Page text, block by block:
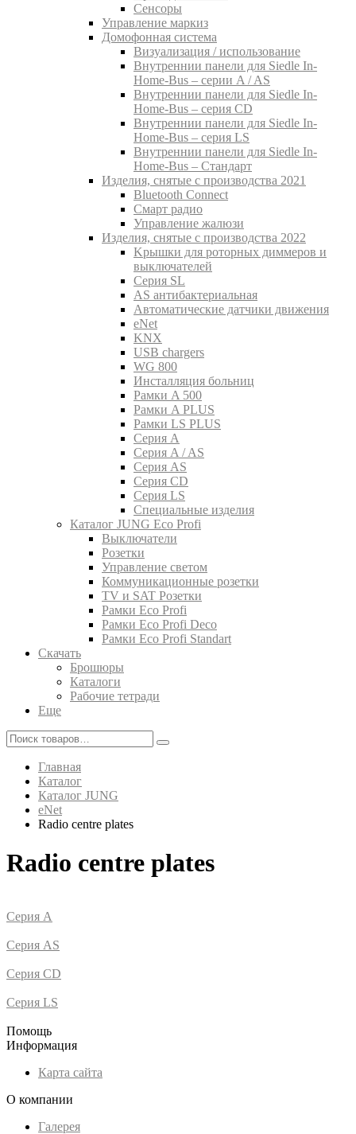
Сенсоры
Управление маркиз
Домофонная система
Визуализация / использование
Внутреннии панели для Siedle In-
Home-Bus – серии A / AS
Внутреннии панели для Siedle In-
Home-Bus – серия CD
Внутреннии панели для Siedle In-
Home-Bus – серия LS
Внутреннии панели для Siedle In-
Home-Bus – Стандарт
Изделия, снятые с производства 2021
Bluetooth Connect
Смарт радио
Управление жалюзи
Изделия, снятые с производства 2022
Kрышки для роторных диммеров и
выключателей
Серия SL
AS антибактериальная
Aвтоматические датчики движения
eNet
KNX
USB chargers
WG 800
Инсталляция больниц
Рамки A 500
Рамки A PLUS
Рамки LS PLUS
Серия A
Серия A / AS
Серия AS
Серия CD
Серия LS
Специальные изделия
Каталог JUNG Eco Profi
Выключатели
Розетки
Управление светом
Коммуникационные розетки
TV и SAT Розетки
Рамки Eco Profi
Рамки Eco Profi Deco
Рамки Eco Profi Standart
Скачать
Брошюры
Каталоги
Рабочие тетради
Еще
Главная
Каталог
Каталог JUNG
eNet
Radio centre plates
Radio centre plates
Серия A
Серия AS
Серия CD
Серия LS
Помощь
Информация
Карта сайта
О компании
Галерея